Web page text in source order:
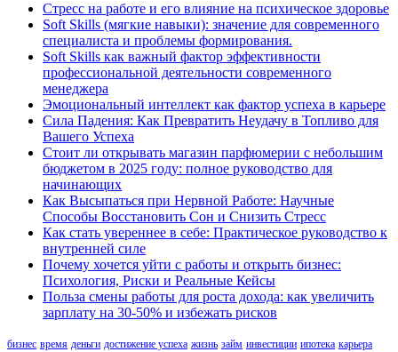
Стресс на работе и его влияние на психическое здоровье
Soft Skills (мягкие навыки): значение для современного
специалиста и проблемы формирования.
Soft Skills как важный фактор эффективности
профессиональной деятельности современного
менеджера
Эмоциональный интеллект как фактор успеха в карьере
Сила Падения: Как Превратить Неудачу в Топливо для
Вашего Успеха
Стоит ли открывать магазин парфюмерии с небольшим
бюджетом в 2025 году: полное руководство для
начинающих
Как Высыпаться при Нервной Работе: Научные
Способы Восстановить Сон и Снизить Стресс
Как стать увереннее в себе: Практическое руководство к
внутренней силе
Почему хочется уйти с работы и открыть бизнес:
Психология, Риски и Реальные Кейсы
Польза смены работы для роста дохода: как увеличить
зарплату на 30-50% и избежать рисков
бизнес время деньги достижение успеха жизнь займ инвестиции ипотека карьера